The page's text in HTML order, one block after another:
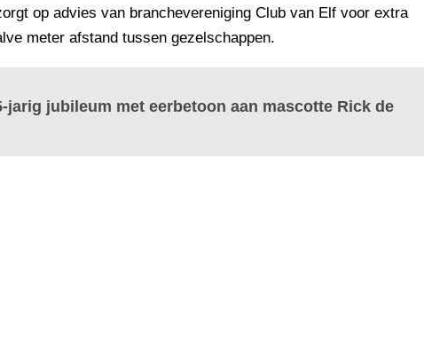
op advies van branchevereniging Club van Elf voor extra
meter afstand tussen gezelschappen.
jarig jubileum met eerbetoon aan mascotte Rick de